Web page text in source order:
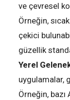
ve çevresel
Örneğin,
çekici
güzellik
Yerel
uygulamalar,
Örneğin,